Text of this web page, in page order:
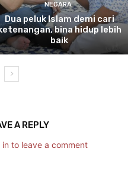
NEGARA
Duapeluk Islam demi cari
bina hidup lebih
baik
A REPLY
in to leave a comment